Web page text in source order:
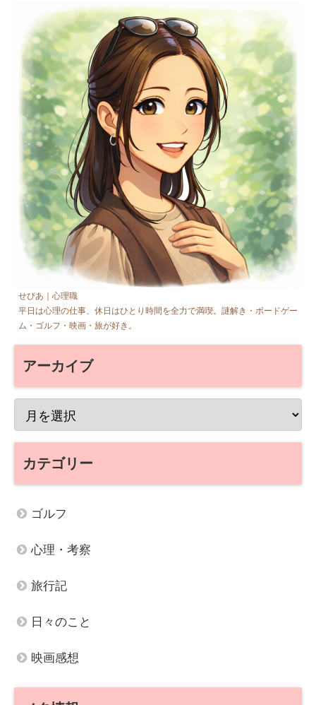
せぴあ｜心理職
平日は心理の仕事、休日はひとり時間を全力で満喫。謎解き・ボードゲー
ム・ゴルフ・映画・旅が好き。
アーカイブ
カテゴリー
ゴルフ
心理・考察
旅行記
日々のこと
映画感想